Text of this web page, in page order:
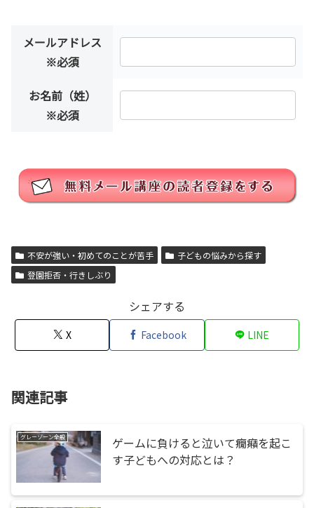
メールアドレス
※必須
お名前（姓）
※必須
不安が強い・初めてのことが苦手
子どもの悩みから探す
登園拒否・行きしぶり
シェアする
X Facebook LINE
関連記事
グレーゾーン全般
ゲームに負けると泣いて癇癪を起こ
す子どもへの対応とは？